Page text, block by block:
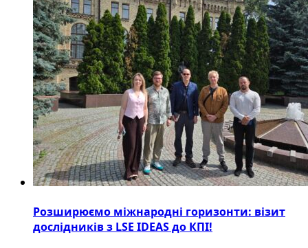
Розширюємо міжнародні горизонти: візит
дослідників з LSE IDEAS до КПІ!